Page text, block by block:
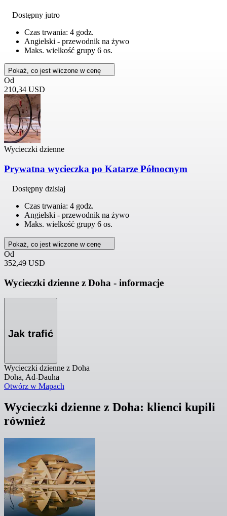
Dostępny jutro
Czas trwania: 4 godz.
Angielski - przewodnik na żywo
Maks. wielkość grupy 6 os.
Pokaż, co jest wliczone w cenę
Od
210,34 USD
Wycieczki dzienne
Prywatna wycieczka po Katarze Północnym
Dostępny dzisiaj
Czas trwania: 4 godz.
Angielski - przewodnik na żywo
Maks. wielkość grupy 6 os.
Pokaż, co jest wliczone w cenę
Od
352,49 USD
Wycieczki dzienne z Doha - informacje
Jak trafić
Wycieczki dzienne z Doha
Doha, Ad-Dauha
Otwórz w Mapach
Wycieczki dzienne z Doha: klienci kupili
również